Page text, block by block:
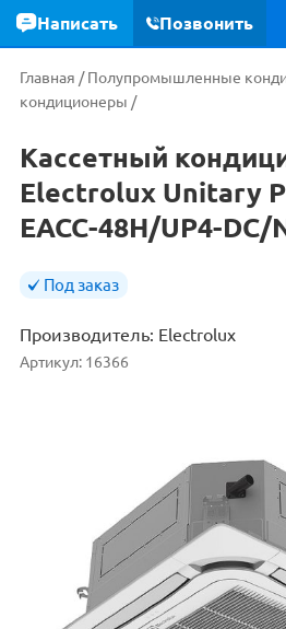
Главная /Полупромышленные
кондиционеры /
Кассетный
Electrolux Unitary
EACC-48H/UP4-DC/
Под заказ
Производитель: Electrolux
Артикул: 16366
Написать Позвонить